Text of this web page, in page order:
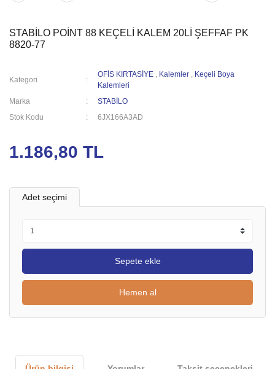
STABİLO POİNT 88 KEÇELİ KALEM 20Lİ ŞEFFAF PK
8820-77
Kategori
OFİS KIRTASİYE , Kalemler , Keçeli Boya
Kalemleri
Marka
STABİLO
Stok Kodu
6JX166A3AD
1.186,80 TL
Adet seçimi
Sepete ekle
Hemen al